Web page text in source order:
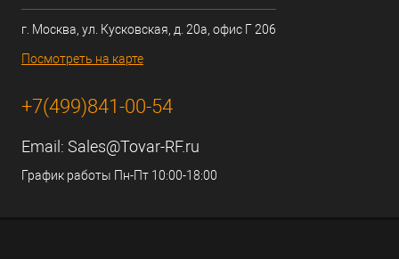
г. Москва, ул. Кусковская, д. 20а, офис Г 206
Посмотреть на карте
+7(499)841-00-54
Email: Sales@Tovar-RF.ru
График работы Пн-Пт 10:00-18:00